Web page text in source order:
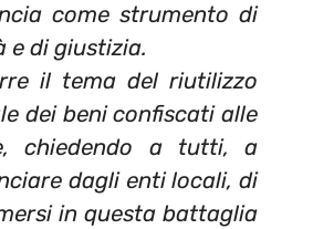
come strumento di
e di giustizia.
il tema del riutilizzo
dei beni confiscati alle
chiedendo a tutti, a
dagli enti locali, di
in questa battaglia